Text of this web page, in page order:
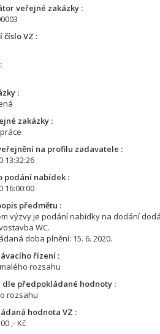
veřejné zakázky
číslo VZ
zakázky
na profilu zadavatele
13:32:26
podání nabídek
16:00:00
předmětu
výzvy je podání nabídky na dodání
WC.
doba plnění: 15. 6. 2020.
řízení
rozsahu
dle předpokládané hodnoty
rozsahu
hodnota VZ
,- Kč